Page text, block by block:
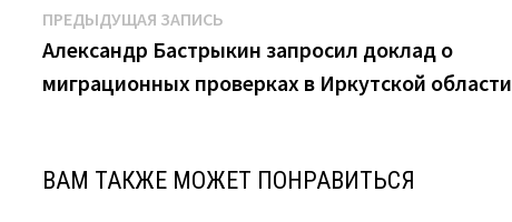
Навигация
по
записям
ПРЕДЫДУЩАЯ ЗАПИСЬ
запись:
Александр Бастрыкин запросил доклад о
миграционных проверках в Иркутской области
ВАМ ТАКЖЕ МОЖЕТ ПОНРАВИТЬСЯ